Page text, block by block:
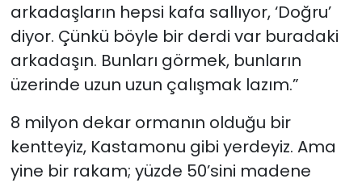
arkadaşların hepsi kafa sallıyor, ‘Doğru’
diyor. Çünkü böyle bir derdi var buradaki
arkadaşın. Bunları görmek, bunların
üzerinde uzun uzun çalışmak lazım.”
8 milyon dekar ormanın olduğu bir
kentteyiz, Kastamonu gibi yerdeyiz. Ama
yine bir rakam; yüzde 50’sini madene